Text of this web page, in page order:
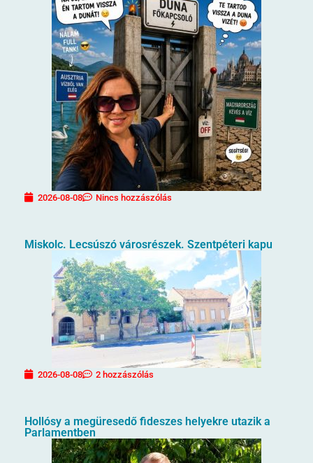
2026-08-08 Nincs hozzászólás
Miskolc. Lecsúszó városrészek. Szentpéteri kapu
2026-08-08 2 hozzászólás
Hollósy a megüresedő fideszes helyekre utazik a
Parlamentben